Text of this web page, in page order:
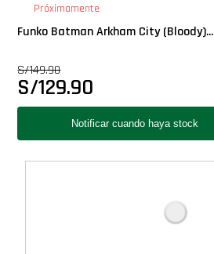
Próximamente
Funko Batman Arkham City (Bloody)...
S/149.90
S/129.90